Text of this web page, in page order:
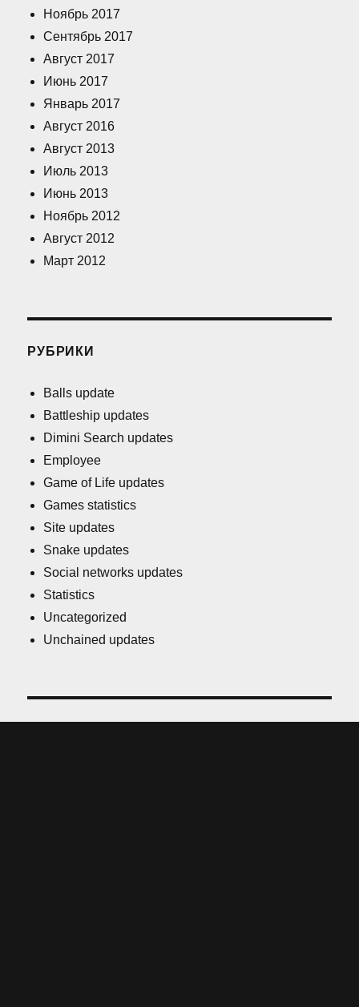
Ноябрь 2017
Сентябрь 2017
Август 2017
Июнь 2017
Январь 2017
Август 2016
Август 2013
Июль 2013
Июнь 2013
Ноябрь 2012
Август 2012
Март 2012
РУБРИКИ
Balls update
Battleship updates
Dimini Search updates
Employee
Game of Life updates
Games statistics
Site updates
Snake updates
Social networks updates
Statistics
Uncategorized
Unchained updates